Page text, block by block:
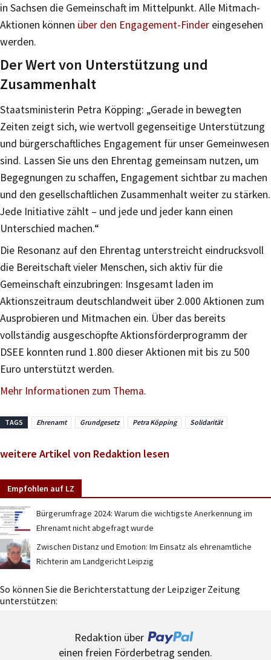
in Sachsen die Gemeinschaft im Mittelpunkt. Alle Mitmach-
Aktionen können über den Engagement-Finder eingesehen
werden.
Der Wert von Unterstützung und
Zusammenhalt
Staatsministerin Petra Köpping: „Gerade in bewegten
Zeiten zeigt sich, wie wertvoll gegenseitige Unterstützung
und bürgerschaftliches Engagement für unser Gemeinwesen
sind. Lassen Sie uns den Ehrentag gemeinsam nutzen, um
Begegnungen zu schaffen, Engagement sichtbar zu machen
und den gesellschaftlichen Zusammenhalt weiter zu stärken.
Jede Initiative zählt – und jede und jeder kann einen
Unterschied machen.“
Die Resonanz auf den Ehrentag unterstreicht eindrucksvoll
die Bereitschaft vieler Menschen, sich aktiv für die
Gemeinschaft einzubringen: Insgesamt laden im
Aktionszeitraum deutschlandweit über 2.000 Aktionen zum
Ausprobieren und Mitmachen ein. Über das bereits
vollständig ausgeschöpfte Aktionsförderprogramm der
DSEE konnten rund 1.800 dieser Aktionen mit bis zu 500
Euro unterstützt werden.
Mehr Informationen zum Thema.
TAGS Ehrenamt Grundgesetz Petra Köpping Solidarität
weitere Artikel von Redaktion lesen
Empfohlen auf LZ
Bürgerumfrage 2024: Warum die wichtigste Anerkennung im
Ehrenamt nicht abgefragt wurde
Zwischen Distanz und Emotion: Im Einsatz als ehrenamtliche
Richterin am Landgericht Leipzig
So können Sie die Berichterstattung der Leipziger Zeitung
unterstützen:
Redaktion über
einen freien Förderbetrag senden.